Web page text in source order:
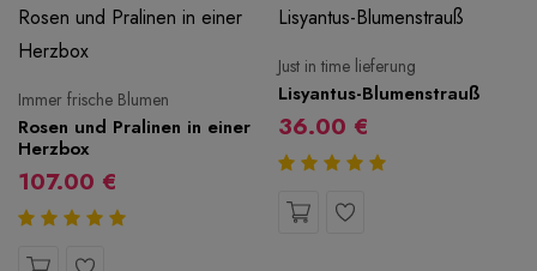
Immer frische Blumen
Rosen und Pralinen in einer
Herzbox
107.00 €
Just in time lieferung
Lisyantus-Blumenstrauß
36.00 €